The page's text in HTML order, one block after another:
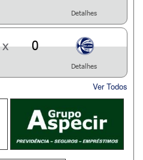
Detalhes
x 0
Detalhes
Ver Todos